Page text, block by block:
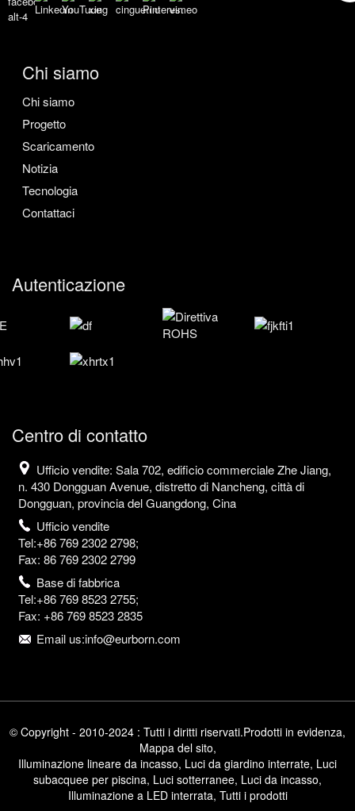
Chi siamo
Chi siamo
Progetto
Scaricamento
Notizia
Tecnologia
Contattaci
Autenticazione
Centro di contatto
Ufficio vendite: Sala 702, edificio commerciale Zhe Jiang,
n. 430 Dongguan Avenue, distretto di Nancheng, città di
Dongguan, provincia del Guangdong, Cina
Ufficio vendite
Tel:+86 769 2302 2798;
Fax: 86 769 2302 2799
Base di fabbrica
Tel:+86 769 8523 2755;
Fax: +86 769 8523 2835
Email us:info@eurborn.com
© Copyright - 2010-2024 : Tutti i diritti riservati.Prodotti in evidenza,
Mappa del sito,
Illuminazione lineare da incasso, Luci da giardino interrate, Luci
subacquee per piscina, Luci sotterranee, Luci da incasso,
Illuminazione a LED interrata, Tutti i prodotti